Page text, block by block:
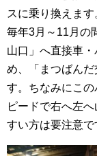
スに乗り換えます
毎年3月～11月の
山口」へ直接車
め、「まつばん
す。ちなみにこ
ピードで右へ左
すい方は要注意で